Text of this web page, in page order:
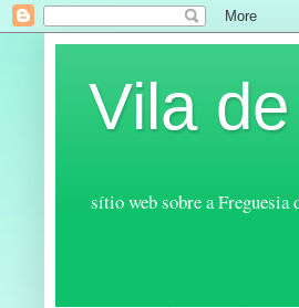
Vila
sítio web sobre a